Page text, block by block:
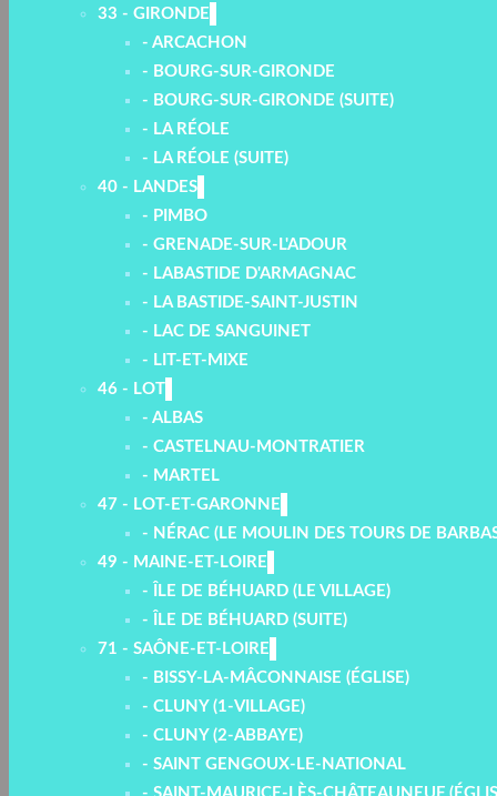
33 - GIRONDE
- ARCACHON
- BOURG-SUR-GIRONDE
- BOURG-SUR-GIRONDE (SUITE)
- LA RÉOLE
- LA RÉOLE (SUITE)
40 - LANDES
- PIMBO
- GRENADE-SUR-L'ADOUR
- LABASTIDE D'ARMAGNAC
- LA BASTIDE-SAINT-JUSTIN
- LAC DE SANGUINET
- LIT-ET-MIXE
46 - LOT
- ALBAS
- CASTELNAU-MONTRATIER
- MARTEL
47 - LOT-ET-GARONNE
- NÉRAC (LE MOULIN DES TOURS DE
49 - MAINE-ET-LOIRE
- ÎLE DE BÉHUARD (LE VILLAGE)
- ÎLE DE BÉHUARD (SUITE)
71 - SAÔNE-ET-LOIRE
- BISSY-LA-MÂCONNAISE (ÉGLISE)
- CLUNY (1-VILLAGE)
- CLUNY (2-ABBAYE)
- SAINT GENGOUX-LE-NATIONAL